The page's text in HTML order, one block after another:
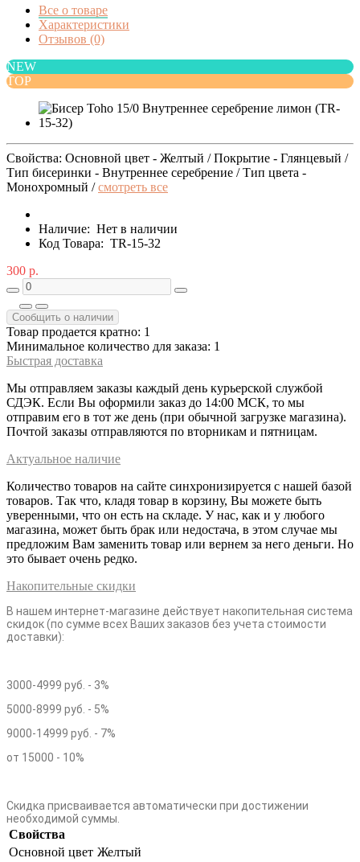
Все о товаре
Характеристики
Отзывов (0)
NEW
TOP
Свойства: Основной цвет - Желтый / Покрытие - Глянцевый /
Тип бисеринки - Внутреннее серебрение / Тип цвета -
Монохромный /смотреть все
Наличие: Нет в наличии
Код Товара: TR-15-32
300 р.
Сообщить о наличии
Товар продается кратно: 1
Минимальное количество для заказа: 1
Быстрая доставка
Мы отправляем заказы каждый день курьерской службой
СДЭК. Если Вы оформили заказ до 14:00 МСК, то мы
отправим его в тот же день (при обычной загрузке магазина).
Почтой заказы отправляются по вторникам и пятницам.
Актуальное наличие
Количество товаров на сайте синхронизируется с нашей базой
товаров. Так что, кладя товар в корзину, Вы можете быть
уверенными, что он есть на складе. У нас, как и у любого
магазина, может быть брак или недостача, в этом случае мы
предложим Вам заменить товар или вернем за него деньги. Но
это бывает очень редко.
Накопительные скидки
В нашем интернет-магазине действует накопительная система
скидок (по сумме всех Ваших заказов без учета стоимости
доставки):
3000-4999 руб. - 3%
5000-8999 руб. - 5%
9000-14999 руб. - 7%
от 15000 - 10%
Скидка присваивается автоматически при достижении
необходимой суммы.
Свойства
Основной цвет Желтый